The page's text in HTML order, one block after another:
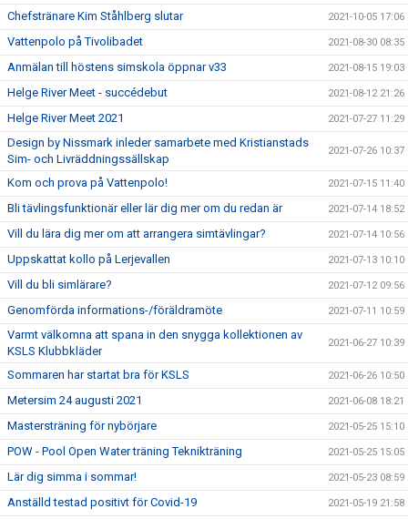
Chefstränare Kim Ståhlberg slutar 2021-10-05 17:06
Vattenpolo på Tivolibadet 2021-08-30 08:35
Anmälan till höstens simskola öppnar v33 2021-08-15 19:03
Helge River Meet - succédebut 2021-08-12 21:26
Helge River Meet 2021 2021-07-27 11:29
Design by Nissmark inleder samarbete med Kristianstads
Sim- och Livräddningssällskap
2021-07-26 10:37
Kom och prova på Vattenpolo! 2021-07-15 11:40
Bli tävlingsfunktionär eller lär dig mer om du redan är 2021-07-14 18:52
Vill du lära dig mer om att arrangera simtävlingar? 2021-07-14 10:56
Uppskattat kollo på Lerjevallen 2021-07-13 10:10
Vill du bli simlärare? 2021-07-12 09:56
Genomförda informations-/föräldramöte 2021-07-11 10:59
Varmt välkomna att spana in den snygga kollektionen av
KSLS Klubbkläder
2021-06-27 10:39
Sommaren har startat bra för KSLS 2021-06-26 10:50
Metersim 24 augusti 2021 2021-06-08 18:21
Mastersträning för nybörjare 2021-05-25 15:10
POW - Pool Open Water träning Teknikträning 2021-05-25 15:05
Lär dig simma i sommar! 2021-05-23 08:59
Anställd testad positivt för Covid-19 2021-05-19 21:58